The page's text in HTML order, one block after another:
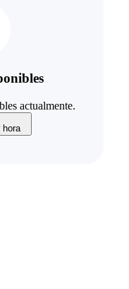
actualmente.
hora